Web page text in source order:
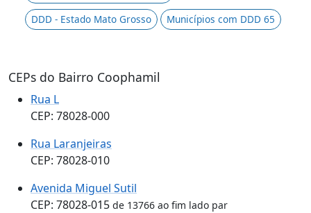
DDD - Estado Mato Grosso
Municípios com DDD 65
CEPs do Bairro Coophamil
Rua L
CEP: 78028-000
Rua Laranjeiras
CEP: 78028-010
Avenida Miguel Sutil
CEP: 78028-015 de 13766 ao fim lado par